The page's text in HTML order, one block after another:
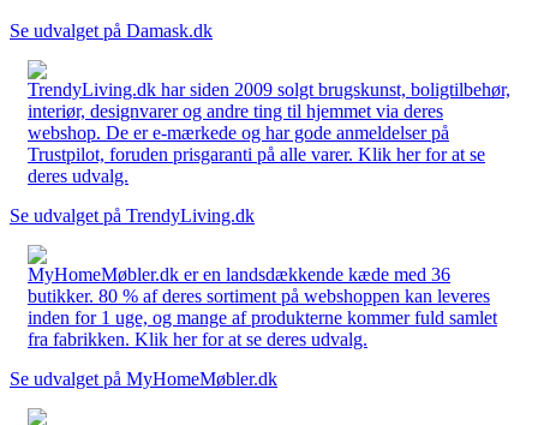
Se udvalget på Damask.dk
TrendyLiving.dk har siden 2009 solgt brugskunst, boligtilbehør,
interiør, designvarer og andre ting til hjemmet via deres
webshop. De er e-mærkede og har gode anmeldelser på
Trustpilot, foruden prisgaranti på alle varer. Klik her for at se
deres udvalg.
Se udvalget på TrendyLiving.dk
MyHomeMøbler.dk er en landsdækkende kæde med 36
butikker. 80 % af deres sortiment på webshoppen kan leveres
inden for 1 uge, og mange af produkterne kommer fuld samlet
fra fabrikken. Klik her for at se deres udvalg.
Se udvalget på MyHomeMøbler.dk